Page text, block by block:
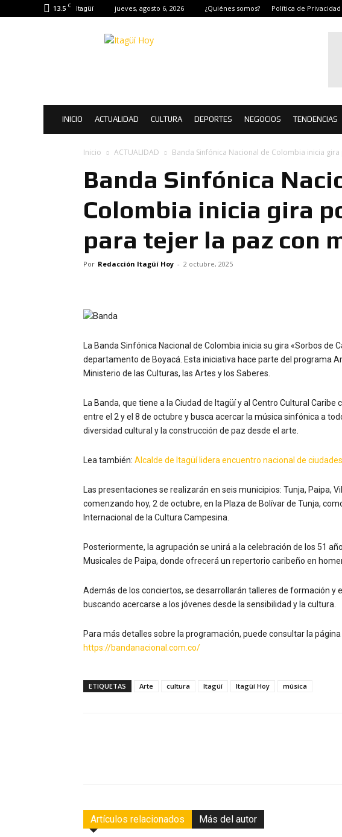
13.5 C Itagüí jueves, agosto 6, 2026 ¿Quiénes somos? Política de Privacidad
Itagüí
INICIO ACTUALIDAD CULTURA DEPORTES NEGOCIOS TENDENCIAS
Inicio ACTUALIDAD Banda Sinfónica Nacional de Colombia inicia
Banda Sinfónica
Colombia inicia gira
para tejer la paz con
Por Redacción Itagüí Hoy - 2 octubre, 2025
La Banda Sinfónica Nacional de Colombia inicia su gira «Sorbos de
departamento de Boyacá. Esta iniciativa hace parte del programa
Ministerio de las Culturas, las Artes y los Saberes.
La Banda, que tiene a la Ciudad de Itagüí y al Centro Cultural Caribe
entre el 2 y el 8 de octubre y busca acercar la música sinfónica a
diversidad cultural y la construcción de paz desde el arte.
Lea también: Alcalde de Itagüí lidera encuentro nacional de
Las presentaciones se realizarán en seis municipios: Tunja, Paipa,
comenzando hoy, 2 de octubre, en la Plaza de Bolívar de Tunja,
Internacional de la Cultura Campesina.
Posteriormente, la agrupación se unirá a la celebración de los 51
Musicales de Paipa, donde ofrecerá un repertorio caribeño en
Además de los conciertos, se desarrollarán talleres de formación y
buscando acercarse a los jóvenes desde la sensibilidad y la cultura.
Para más detalles sobre la programación, puede consultar la
https://bandanacional.com.co/
ETIQUETAS Arte cultura Itagüí Itagüí Hoy música
Artículos relacionados Más del autor